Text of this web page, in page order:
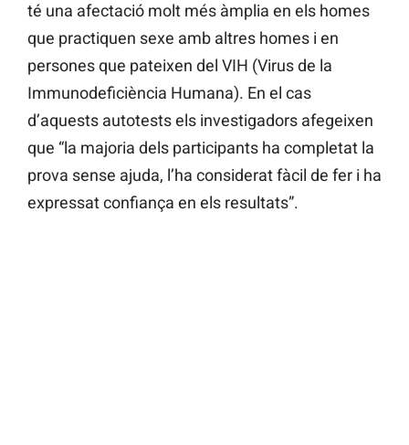
té una afectació molt més àmplia en els homes
que practiquen sexe amb altres homes i en
persones que pateixen del VIH (Virus de la
Immunodeficiència Humana). En el cas
d’aquests autotests els investigadors afegeixen
que “la majoria dels participants ha completat la
prova sense ajuda, l’ha considerat fàcil de fer i ha
expressat confiança en els resultats”.